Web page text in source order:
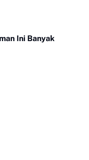
Ini Banyak